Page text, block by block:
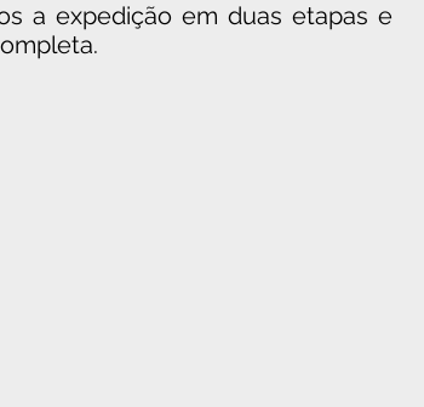
a expedição em duas etapas e